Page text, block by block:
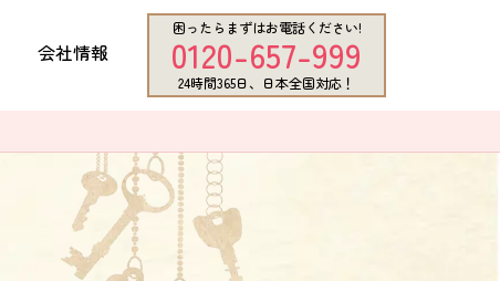
会社情報
困ったらまずはお電話ください!
0120-657-999
24時間365日、日本全国対応！